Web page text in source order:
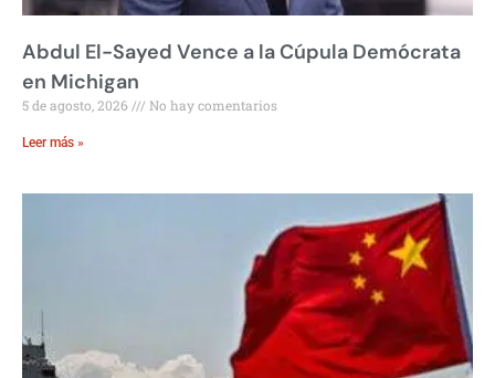
Abdul El-Sayed Vence a la Cúpula Demócrata
en Michigan
5 de agosto, 2026 No hay comentarios
Leer más »